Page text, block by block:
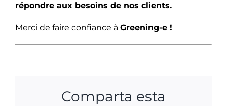
répondre aux besoins de nos clients.
Merci de faire confiance à Greening-e !
Comparta esta